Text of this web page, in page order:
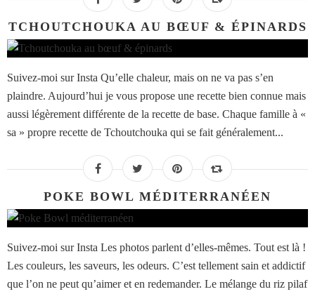
TCHOUTCHOUKA AU BŒUF & ÉPINARDS
Suivez-moi sur Insta Qu’elle chaleur, mais on ne va pas s’en
plaindre. Aujourd’hui je vous propose une recette bien connue mais
aussi légèrement différente de la recette de base. Chaque famille à «
sa » propre recette de Tchoutchouka qui se fait généralement...
POKE BOWL MÉDITERRANÉEN
Suivez-moi sur Insta Les photos parlent d’elles-mêmes. Tout est là !
Les couleurs, les saveurs, les odeurs. C’est tellement sain et addictif
que l’on ne peut qu’aimer et en redemander. Le mélange du riz pilaf